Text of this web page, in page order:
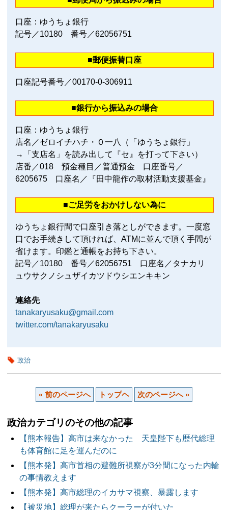
口座：ゆうちょ銀行
記号／10180 番号／62056751
■郵便振替口座
口座記号番号／00170‐0‐306911
■銀行から振込みの場合
口座：ゆうちょ銀行
店名／ゼロイチハチ・０一八（「ゆうちょ銀行」
→「支店名」を読み出して『セ』を打って下さい）
店番／018 預金種目／普通預金 口座番号／
6205675 口座名／『田中龍作の取材活動支援基金』
■ご足労をおかけしない為に
ゆうちょ銀行間で口座引き落としができます。一度窓
口でお手続きして頂ければ、ATMに並んで頂く手間が
省けます。印鑑と通帳をお持ち下さい。
記号／10180 番号／62056751 口座名／タナカリ
ュウサクノシュザイカツドウシエンキキン
連絡先
tanakaryusaku@gmail.com
twitter.com/tanakaryusaku
政治
« 前のページへ トップヘ 次のページへ »
政治カテゴリのその他の記事
【熊本報告】高市は来なかった 天皇陛下も歴代総理
も体育館に足を運んだのに
【熊本発】高市首相の避難所視察が3分間になった内輪
の事情教えます
【熊本発】高市総理のイカサマ視察、暴露します
【被災地】総理が来たらクーラーが付いた